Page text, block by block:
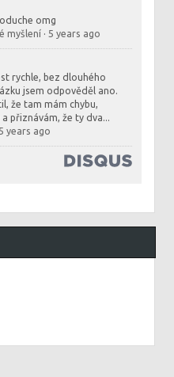
omg
myšlení · 5 years ago
rychle, bez dlouhého
jsem odpověděl ano.
že tam mám chybu,
přiznávám, že ty dva...
5 years ago